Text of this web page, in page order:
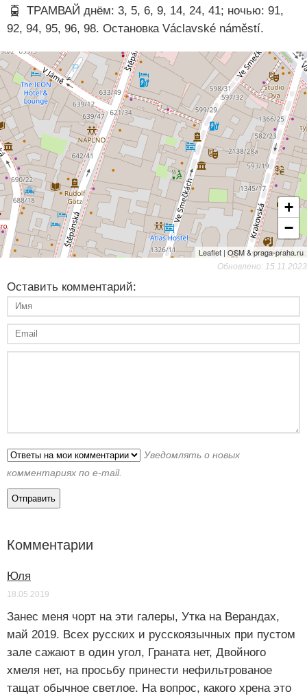
ТРАМВАЙ днём: 3, 5, 6, 9, 14, 24, 41; ночью: 91,
92, 94, 95, 96, 98. Остановка Václavské náměstí.
+
−
Leaflet | OSM & praga-praha.ru
Обновлено: 15.11.2023
Оставить комментарий:
Уведомлять о новых
комментариях по e-mail.
Комментарии
Юля
18.05.2019
Занес меня чорт на эти галеры, Утка на Верандах,
май 2019. Всех русских и русскоязычных при пустом
зале сажают в один угол, Граната нет, Двойного
хмеля нет, на просьбу принести нефильтрованое
тащат обычное светлое. На вопрос, какого хрена это